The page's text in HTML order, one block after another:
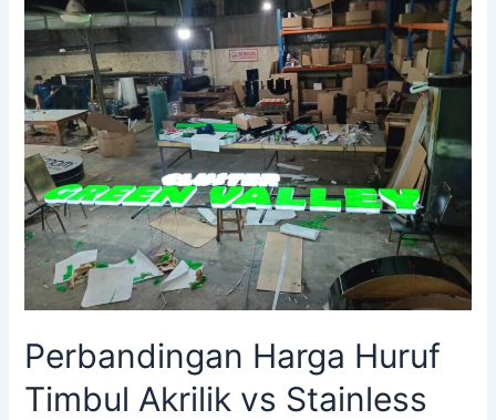
Perbandingan Harga Huruf
Timbul Akrilik vs Stainless
Harga
Timbul
Akrilik
vs
Stainless